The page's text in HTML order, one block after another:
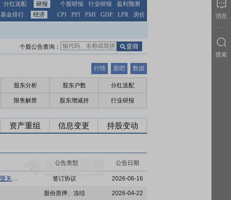
分红送配 研报 个股研报 行业研报
盈利预测
基金排行 经济 CPI PPI PMI GDP LPR 房价
个股公告查询：
行情 股吧 数据
股东分析 股东户数 分红送配
限售解禁 股东增减持 行业研报
资产重组 信息变更 持股变动
公告类型 公告日期
福华尚纬:福华尚纬股份有限公司关于与特定对象签署附条件生效的股份认购协议之补充协议暨关联交易的公告 签订协议 2026-06-16
股份质押、冻结 2026-04-22
消息
搜索